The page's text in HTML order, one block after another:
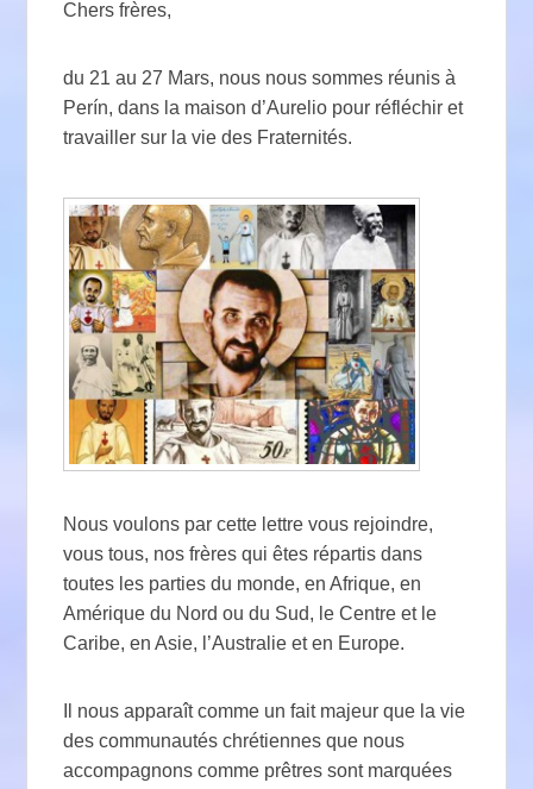
Chers frères,
du 21 au 27 Mars, nous nous sommes réunis à
Perín, dans la maison d’Aurelio pour réfléchir et
travailler sur la vie des Fraternités.
Nous voulons par cette lettre vous rejoindre,
vous tous, nos frères qui êtes répartis dans
toutes les parties du monde, en Afrique, en
Amérique du Nord ou du Sud, le Centre et le
Caribe, en Asie, l’Australie et en Europe.
Il nous apparaît comme un fait majeur que la vie
des communautés chrétiennes que nous
accompagnons comme prêtres sont marquées